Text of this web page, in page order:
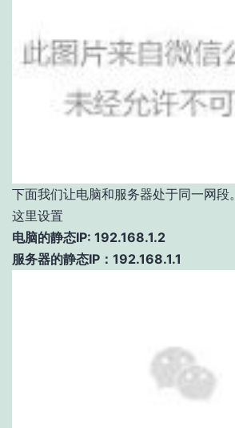
下面我们让电脑和服务器处于同一网段。
这里设置
电脑的静态IP: 192.168.1.2
服务器的静态IP：192.168.1.1